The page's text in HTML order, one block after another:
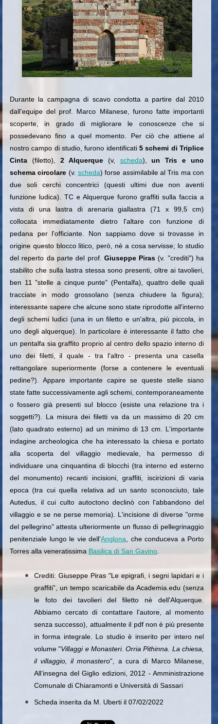
Durante la campagna di scavo condotta a partire dal 2010
dall'equipe del prof. Marco Milanese, furono fatte importanti
scoperte, in grado di migliorare le conoscenze che si
possedevano fino a quel momento. Per ciò che attiene al
nostro campo di studio, furono identificati5 schemi di Triplice
Cinta (filetto), 2 Alquerque (v, scheda),un Tris e uno
schema circolare (v.scheda) forse assimilabile al Tris ma con
due soli cerchi concentrici (questi ultimi due non aventi
funzione ludica). TC e Alquerque furono graffiti sulla faccia a
vista di una lastra di arenaria giallastra (71 x 99,5 cm)
collocata immediatamente dietro l'altare con funzione di
pedana per l'officiante. Non sappiamo dove si trovasse in
origine questo blocco litico, però, nè a cosa servisse; lo studio
del reperto da parte del prof. Giuseppe Piras (v. "crediti") ha
stabilito che sulla lastra stessa sono presenti, oltre ai tavolieri,
ben 11 "stelle a cinque punte" (Pentalfa), quattro delle quali
tracciate in modo grossolano (senza chiudere la figura);
interessante sapere che alcune sono state riprodotte all'interno
degli schemi ludici (una in un filetto e un'altra, più piccola, in
uno degli alquerque). In particolare è interessante il fatto che
un pentalfa sia graffito proprio al centro dello spazio interno di
uno dei filetti, il quale - tra l'altro - presenta una casella
rettangolare superiormente (forse a contenere le eventuali
pedine?). Appare importante capire se queste stelle siano
state fatte successivamente agli schemi, contemporaneamente
o fossero già presenti sul blocco (esiste una relazione tra i
soggetti?).
La misura dei filetti va da un massimo di 20 cm
(lato quadrato esterno) ad un minimo di 13 cm. L'importante
indagine archeologica che ha interessato la chiesa e portato
alla scoperta del villaggio medievale, ha permesso di
individuare una cinquantina di blocchi (tra interno ed esterno
del monumento) recanti incisioni, graffiti, iscirizioni di varia
epoca (tra cui quella relativa ad un santo sconosciuto, tale
Autedus, il cui culto autoctono declinò con l'abbandono del
villaggio e se ne perse memoria). L'incisione di diverse "orme
del pellegrino" attesta ulteriormente un flusso di pellegrinaggio
penitenziale lungo le vie dell'Anglona , che conduceva a Porto
Torres alla veneratissima Basilica di San Gavino
Crediti: Giuseppe Piras "Le epigrafi, i segni lapidari e i
graffiti”, un tempo scaricabile da Academia.edu (senza
le foto dei tavolieri del filetto nè dell'Alquerque.
Abbiamo cercato di contattare l'autore, al momento
senza successo), attualmente il pdf non è più presente
in forma integrale. Lo studio è inserito per intero nel
volume "Villaggi e Monasteri. Orria Pithinna. La chiesa,
il villaggio, il monastero", a cura di Marco Milanese,
All’insegna del Giglio edizioni, 2012 - Amministrazione
Comunale di Chiaramonti e Università di Sassari
Scheda inserita da M. Uberti il 07/02/2022